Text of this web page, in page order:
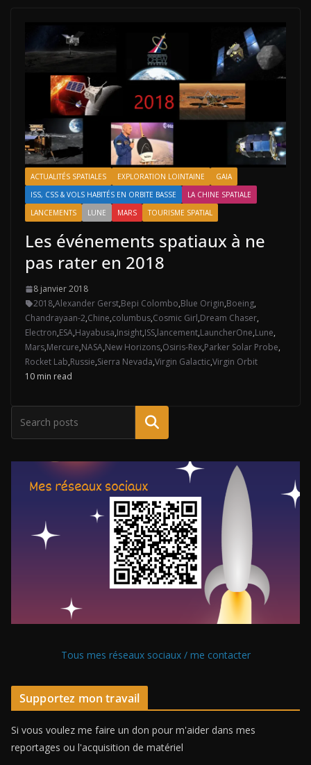
ACTUALITÉS SPATIALES EXPLORATION LOINTAINE
GAIA
ISS, CSS & VOLS HABITÉS EN ORBITE BASSE
LA CHINE SPATIALE
LANCEMENTS
LUNE MARS TOURISME SPATIAL
Les événements spatiaux à ne
pas rater en 2018
8 janvier 2018
2018,Alexander Gerst,Bepi Colombo,Blue Origin,Boeing,
Chandrayaan-2,Chine,columbus,Cosmic Girl,Dream Chaser,
Electron,ESA,Hayabusa,Insight,ISS,lancement,LauncherOne,Lune,
Mars,Mercure,NASA,New Horizons,Osiris-Rex,Parker Solar Probe,
Rocket Lab,Russie,Sierra Nevada,Virgin Galactic,Virgin Orbit
10 min read
Tous mes réseaux sociaux / me contacter
Supportez mon travail
Si vous voulez me faire un don pour m'aider dans mes
reportages ou l'acquisition de matériel